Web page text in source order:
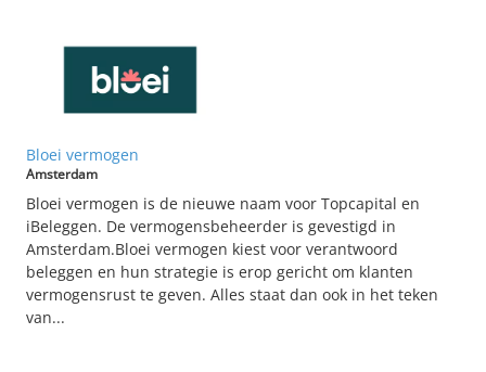
Bloei vermogen
Amsterdam
Bloei vermogen is de nieuwe naam voor Topcapital en
iBeleggen. De vermogensbeheerder is gevestigd in
Amsterdam.Bloei vermogen kiest voor verantwoord
beleggen en hun strategie is erop gericht om klanten
vermogensrust te geven. Alles staat dan ook in het teken
van...